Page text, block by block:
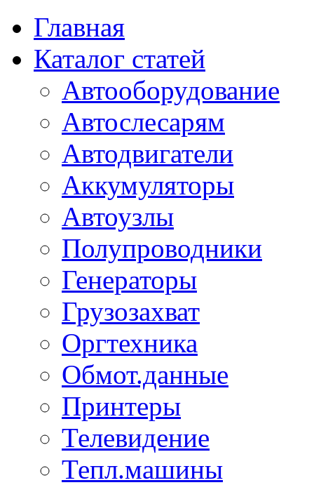
Главная
Каталог статей
Автооборудование
Автослесарям
Автодвигатели
Аккумуляторы
Автоузлы
Полупроводники
Генераторы
Грузозахват
Оргтехника
Обмот.данные
Принтеры
Телевидение
Тепл.машины